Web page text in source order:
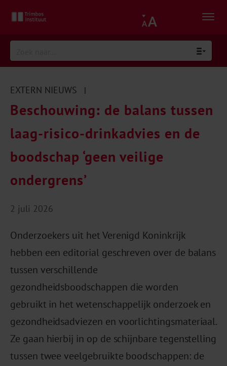
EXTERN NIEUWS |
Beschouwing: de balans tussen
laag-risico-drinkadvies en de
boodschap ‘geen veilige
ondergrens’
2 juli 2026
Onderzoekers uit het Verenigd Koninkrijk
hebben een editorial geschreven over de balans
tussen verschillende
gezondheidsboodschappen die worden
gebruikt in het wetenschappelijk onderzoek en
gezondheidsadviezen en voorlichtingsmateriaal.
Ze gaan hierbij in op de schijnbare tegenstelling
tussen twee veelgebruikte boodschappen: de